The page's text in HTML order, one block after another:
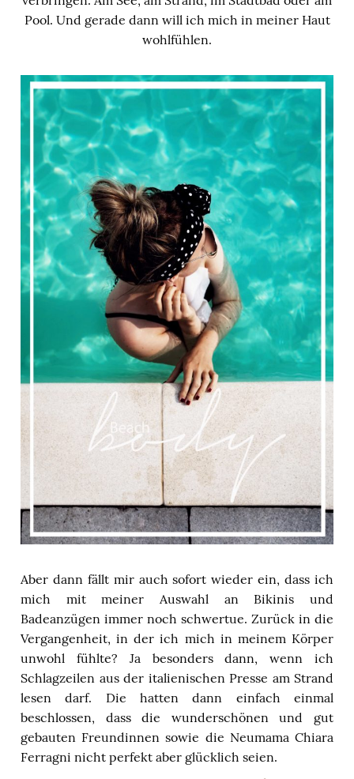
Pool. Und gerade dann will ich mich in meiner Haut
wohlfühlen.
Aber dann fällt mir auch sofort wieder ein, dass ich
mich mit meiner Auswahl an Bikinis und
Badeanzügen immer noch schwertue. Zurück in die
Vergangenheit, in der ich mich in meinem Körper
unwohl fühlte? Ja besonders dann, wenn ich
Schlagzeilen aus der italienischen Presse am Strand
lesen darf. Die hatten dann einfach einmal
beschlossen, dass die wunderschönen und gut
gebauten Freundinnen sowie die Neumama Chiara
Ferragni nicht perfekt aber glücklich seien.